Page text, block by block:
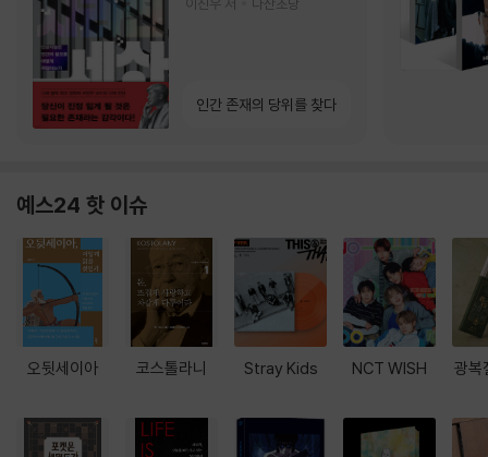
인간 존재의 당위를 찾다
예스24 핫 이슈
오뒷세이아 코스톨라니 Stray Kids NCT WISH 광복